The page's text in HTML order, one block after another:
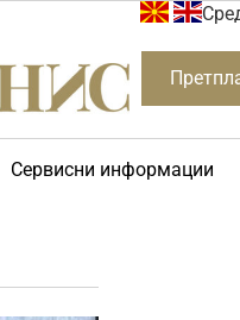
Сервисни информации